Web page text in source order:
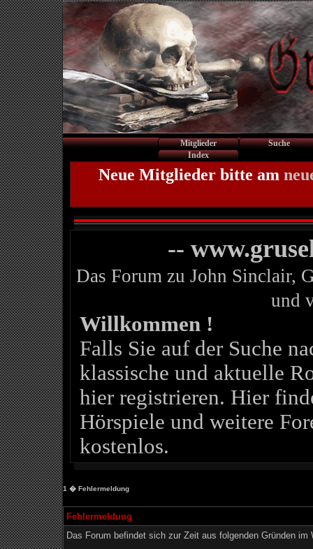
Mitglieder
Suche
Index
Neue Mitglieder bitte am
--
Das Forum zu John Sinclair,
und
Willkommen !
Falls Sie auf der Suche
klassische und aktuelle
hier registrieren. Hier
Hörspiele und weitere
kostenlos.
1 � Fehlermeldung
Fehlermeldung
Das Forum befindet sich zur Zeit aus folgenden Gründen im